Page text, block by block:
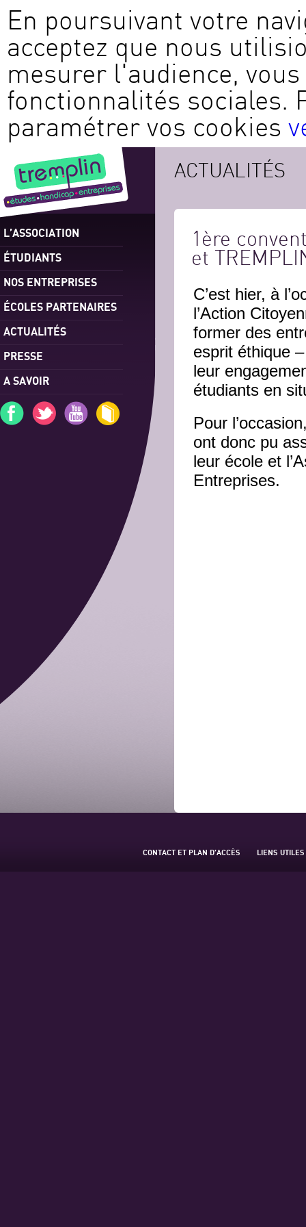
En poursuivant votre
acceptez que nous
mesurer l'audience,
fonctionnalités sociales.
paramétrer vos cookies
L’ASSOCIATION
ÉTUDIANTS
NOS ENTREPRISES
ÉCOLES PARTENAIRES
ACTUALITÉS
PRESSE
A SAVOIR
ACTUALITÉS
1ère
et
C’est hier, à
l’Action
former des
esprit éthique
leur
étudiants en
Pour
ont donc pu
leur école et
Entreprises.
CONTACT ET PLAN D’ACCÈS LIENS UTILES